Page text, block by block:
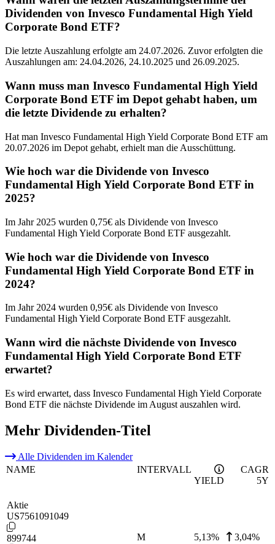
Dividenden von Invesco Fundamental High Yield
Corporate Bond ETF?
Die letzte Auszahlung erfolgte am 24.07.2026. Zuvor erfolgten die
Auszahlungen am: 24.04.2026, 24.10.2025 und 26.09.2025.
Wann muss man Invesco Fundamental High Yield
Corporate Bond ETF im Depot gehabt haben, um
die letzte Dividende zu erhalten?
Hat man Invesco Fundamental High Yield Corporate Bond ETF am
20.07.2026 im Depot gehabt, erhielt man die Ausschüttung.
Wie hoch war die Dividende von Invesco
Fundamental High Yield Corporate Bond ETF in
2025?
Im Jahr 2025 wurden 0,75€ als Dividende von Invesco
Fundamental High Yield Corporate Bond ETF ausgezahlt.
Wie hoch war die Dividende von Invesco
Fundamental High Yield Corporate Bond ETF in
2024?
Im Jahr 2024 wurden 0,95€ als Dividende von Invesco
Fundamental High Yield Corporate Bond ETF ausgezahlt.
Wann wird die nächste Dividende von Invesco
Fundamental High Yield Corporate Bond ETF
erwartet?
Es wird erwartet, dass Invesco Fundamental High Yield Corporate
Bond ETF die nächste Dividende im August auszahlen wird.
Mehr Dividenden-Titel
Alle Dividenden im Kalender
NAME
INTERVALL
YIELD
CAGR
5Y
Aktie
US7561091049
899744 M 5,13% 3,04%